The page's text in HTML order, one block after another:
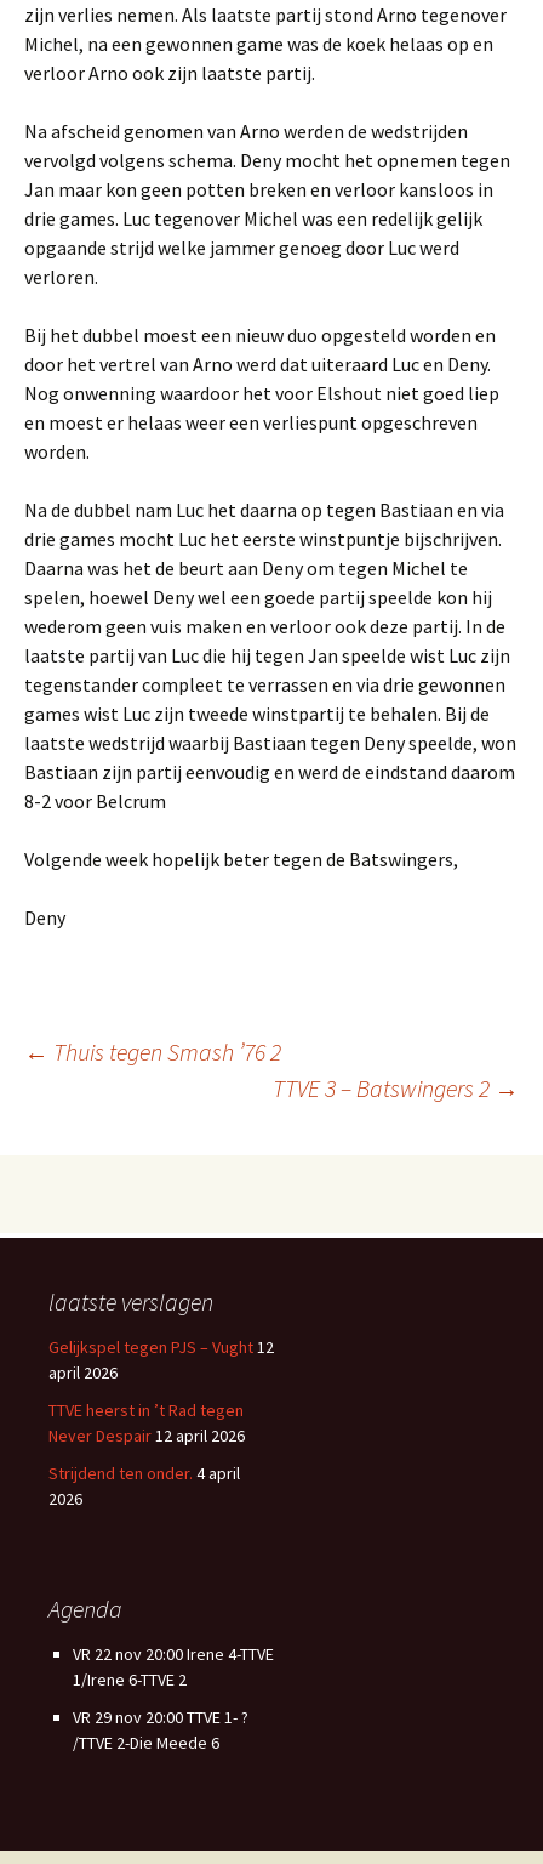
zijn verlies nemen. Als laatste partij stond Arno tegenover
Michel, na een gewonnen game was de koek helaas op en
verloor Arno ook zijn laatste partij.
Na afscheid genomen van Arno werden de wedstrijden
vervolgd volgens schema. Deny mocht het opnemen tegen
Jan maar kon geen potten breken en verloor kansloos in
drie games. Luc tegenover Michel was een redelijk gelijk
opgaande strijd welke jammer genoeg door Luc werd
verloren.
Bij het dubbel moest een nieuw duo opgesteld worden en
door het vertrel van Arno werd dat uiteraard Luc en Deny.
Nog onwenning waardoor het voor Elshout niet goed liep
en moest er helaas weer een verliespunt opgeschreven
worden.
Na de dubbel nam Luc het daarna op tegen Bastiaan en via
drie games mocht Luc het eerste winstpuntje bijschrijven.
Daarna was het de beurt aan Deny om tegen Michel te
spelen, hoewel Deny wel een goede partij speelde kon hij
wederom geen vuis maken en verloor ook deze partij. In de
laatste partij van Luc die hij tegen Jan speelde wist Luc zijn
tegenstander compleet te verrassen en via drie gewonnen
games wist Luc zijn tweede winstpartij te behalen. Bij de
laatste wedstrijd waarbij Bastiaan tegen Deny speelde, won
Bastiaan zijn partij eenvoudig en werd de eindstand daarom
8-2 voor Belcrum
Volgende week hopelijk beter tegen de Batswingers,
Deny
Berichtnavigatie
← Thuis tegen Smash ’76 2
TTVE 3 – Batswingers 2 →
laatste verslagen
Gelijkspel tegen PJS – Vught12
april 2026
TTVE heerst in ’t Rad tegen
Never Despair12 april 2026
Strijdend ten onder. 4 april
2026
Agenda
VR 22 nov 20:00 Irene 4-TTVE
1/Irene 6-TTVE 2
VR 29 nov 20:00 TTVE 1- ?
/TTVE 2-Die Meede 6